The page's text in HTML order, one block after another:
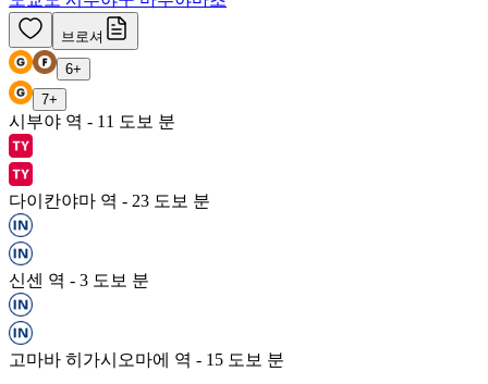
브로셔
6+
7+
시부야 역 - 11 도보 분
다이칸야마 역 - 23 도보 분
신센 역 - 3 도보 분
고마바 히가시오마에 역 - 15 도보 분